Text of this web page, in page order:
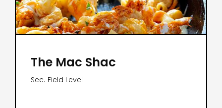
The Mac Shac
Sec. Field Level